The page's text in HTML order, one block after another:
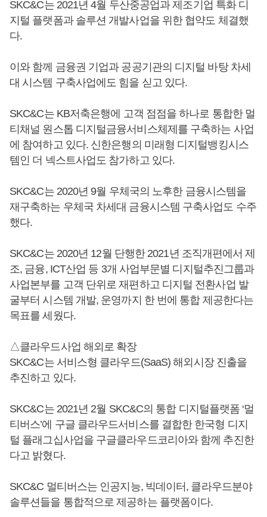
SKC&C는 2021년 4월 두산중공업과 제조기업 특화 디
지털 플랫폼과 솔루션 개발사업을 위한 협약도 체결했
다.
이와 함께 금융권 기업과 공공기관의 디지털 바탕 차세
대 시스템 구축사업에도 힘을 싣고 있다.
SKC&C는 KB저축은행에 고객 점점을 하나로 통합한 멀
티채널 원스톱 디지털금융서비스체제를 구축하는 사업
에 참여하고 있다. 신한은행의 미래형 디지털뱅킹시스
템인 더 넥스트사업도 참가하고 있다.
SKC&C는 2020년 9월 우체국의 노후한 금융시스템을
재구축하는 우체국 차세대 금융시스템 구축사업도 수주
했다.
SKC&C는 2020년 12월 단행한 2021년 조직개편에서 제
조, 금융, ICT산업 등 3개 사업부문별 디지털추진그룹과
사업본부를 고객 단위로 재편하고 디지털 전환사업 발
굴부터 시스템 개발, 운영까지 한 번에 통합 제공한다는
목표를 세웠다.
△클라우드사업 해외로 확장
SKC&C는 서비스형 클라우드(SaaS) 해외시장 진출을
추진하고 있다.
SKC&C는 2021년 2월 SKC&C의 통합 디지털플랫폼 ‘멀
티버스’에 구글 클라우드서비스를 결합한 한국형 디지
털 플래그십사업을 구글클라우드코리아와 함께 추진한
다고 밝혔다.
SKC&C 멀티버스는 인공지능, 빅데이터, 클라우드분야
솔루션들을 통합적으로 제공하는 플랫폼이다.